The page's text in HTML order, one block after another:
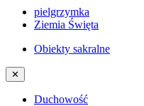
pielgrzymka
Ziemia Święta
Obiekty sakralne
✕
Duchowość